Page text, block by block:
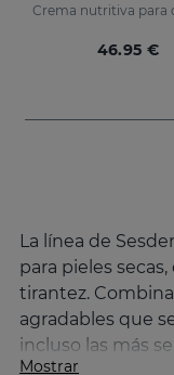
46.95 €
La línea de
para pieles
tirantez.
agradables que
incluso las más
Mostrar